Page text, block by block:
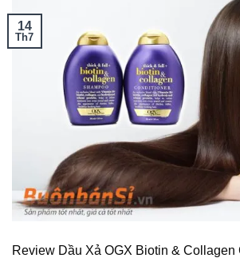
14
Th7
Review Dầu Xả OGX Biotin & Collagen